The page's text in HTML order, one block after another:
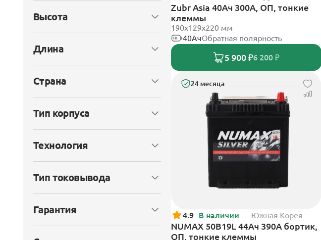
Высота
Длина
Страна
Тип корпуса
Технология
Тип токовывода
Гарантия
Zubr Asia 40Ач 300А, ОП, тонкие
клеммы
190x129x220 мм
40АчОбратная полярность
5 900 ₽6 200 ₽
24 месяца
4.9 В наличии Южная Корея
NUMAX 50B19L 44Ач 390А бортик,
ОП, тонкие клеммы